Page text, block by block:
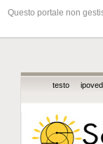
Questo portale non
testo